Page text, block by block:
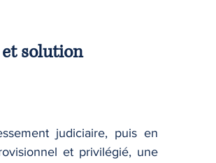
et solution
judiciaire, puis en
et privilégié, une